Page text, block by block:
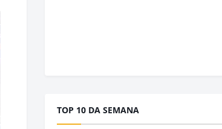
TOP 10 DA SEMANA